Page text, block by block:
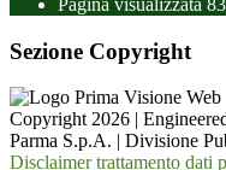
Sezione Copyright
Copyright 2026 |
Parma S.p.A. | Divisione
Disclaimer trattamento dati